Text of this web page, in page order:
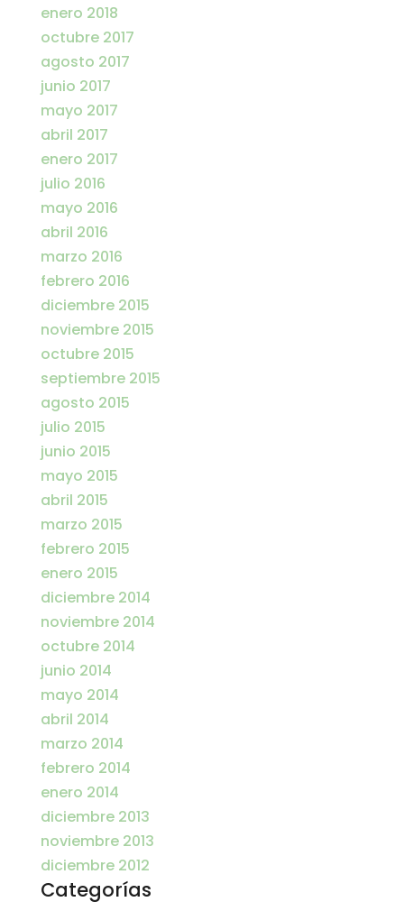
enero 2018
octubre 2017
agosto 2017
junio 2017
mayo 2017
abril 2017
enero 2017
julio 2016
mayo 2016
abril 2016
marzo 2016
febrero 2016
diciembre 2015
noviembre 2015
octubre 2015
septiembre 2015
agosto 2015
julio 2015
junio 2015
mayo 2015
abril 2015
marzo 2015
febrero 2015
enero 2015
diciembre 2014
noviembre 2014
octubre 2014
junio 2014
mayo 2014
abril 2014
marzo 2014
febrero 2014
enero 2014
diciembre 2013
noviembre 2013
diciembre 2012
Categorías